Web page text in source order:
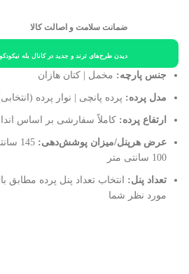
ضمانت سلامت و اصالت کالا
دیدن طرح‌های ترند و جدید در کانال بله
جنس پارچه: مخمل | کتان هازان
مدل پرده: پرده پانچی | نوار پرده
ارتفاع پرده: کاملاً سفارشی بر اساس
عرض هرپنل/میزان پوشش‌دهی:
100 سانتی متر
تعداد پنل: انتخاب تعداد پنل پرده مطابق
مورد نظر شما